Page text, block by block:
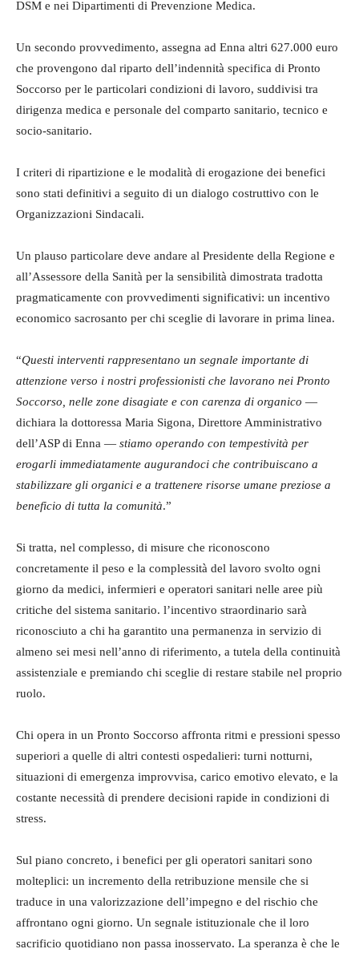
DSM e nei Dipartimenti di Prevenzione Medica.
Un secondo provvedimento, assegna ad Enna altri 627.000 euro
che provengono dal riparto dell’indennità specifica di Pronto
Soccorso per le particolari condizioni di lavoro, suddivisi tra
dirigenza medica e personale del comparto sanitario, tecnico e
socio-sanitario.
I criteri di ripartizione e le modalità di erogazione dei benefici
sono stati definitivi a seguito di un dialogo costruttivo con le
Organizzazioni Sindacali.
Un plauso particolare deve andare al Presidente della Regione e
all’Assessore della Sanità per la sensibilità dimostrata tradotta
pragmaticamente con provvedimenti significativi: un incentivo
economico sacrosanto per chi sceglie di lavorare in prima linea.
“Questi interventi rappresentano un segnale importante di
attenzione verso i nostri professionisti che lavorano nei Pronto
Soccorso, nelle zone disagiate e con carenza di organico —
dichiara la dottoressa Maria Sigona, Direttore Amministrativo
dell’ASP di Enna — stiamo operando con tempestività per
erogarli immediatamente augurandoci che contribuiscano a
stabilizzare gli organici e a trattenere risorse umane preziose a
beneficio di tutta la comunità.”
Si tratta, nel complesso, di misure che riconoscono
concretamente il peso e la complessità del lavoro svolto ogni
giorno da medici, infermieri e operatori sanitari nelle aree più
critiche del sistema sanitario. l’incentivo straordinario sarà
riconosciuto a chi ha garantito una permanenza in servizio di
almeno sei mesi nell’anno di riferimento, a tutela della continuità
assistenziale e premiando chi sceglie di restare stabile nel proprio
ruolo.
Chi opera in un Pronto Soccorso affronta ritmi e pressioni spesso
superiori a quelle di altri contesti ospedalieri: turni notturni,
situazioni di emergenza improvvisa, carico emotivo elevato, e la
costante necessità di prendere decisioni rapide in condizioni di
stress.
Sul piano concreto, i benefici per gli operatori sanitari sono
molteplici: un incremento della retribuzione mensile che si
traduce in una valorizzazione dell’impegno e del rischio che
affrontano ogni giorno. Un segnale istituzionale che il loro
sacrificio quotidiano non passa inosservato. La speranza è che le